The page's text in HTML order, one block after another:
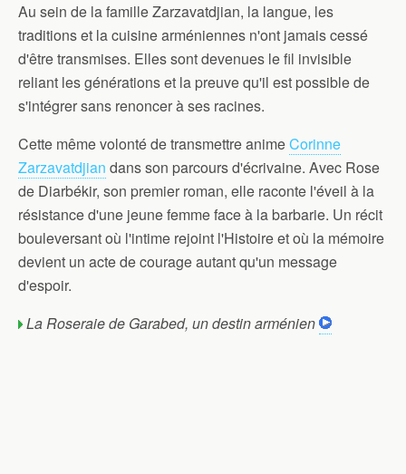
Au sein de la famille Zarzavatdjian, la langue, les
traditions et la cuisine arméniennes n'ont jamais cessé
d'être transmises. Elles sont devenues le fil invisible
reliant les générations et la preuve qu'il est possible de
s'intégrer sans renoncer à ses racines.
Cette même volonté de transmettre animeCorinne
Zarzavatdjian dans son parcours d'écrivaine. Avec Rose
de Diarbékir, son premier roman, elle raconte l'éveil à la
résistance d'une jeune femme face à la barbarie. Un récit
bouleversant où l'intime rejoint l'Histoire et où la mémoire
devient un acte de courage autant qu'un message
d'espoir.
La Roseraie de Garabed, un destin arménien